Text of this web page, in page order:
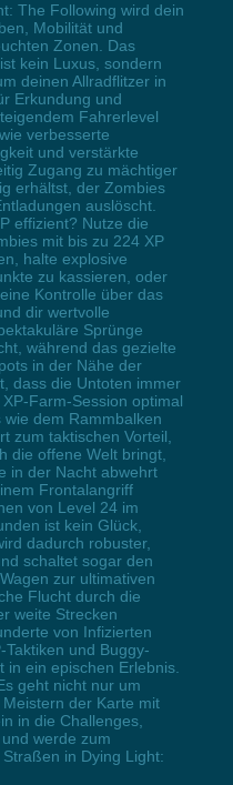
The Following wird dein
Mobilität und
Zonen. Das
kein Luxus, sondern
deinen Allradflitzer in
Erkundung und
Fahrerlevel
verbesserte
und verstärkte
Zugang zu mächtiger
erhältst, der Zombies
auslöscht.
effizient? Nutze die
mit bis zu 224 XP
halte explosive
zu kassieren, oder
Kontrolle über das
dir wertvolle
Sprünge
während das gezielte
in der Nähe der
dass die Untoten immer
Farm-Session optimal
dem Rammbalken
zum taktischen Vorteil,
die offene Welt bringt,
in der Nacht abwehrt
Frontalangriff
von Level 24 im
ist kein Glück,
dadurch robuster,
schaltet sogar den
zur ultimativen
Flucht durch die
weite Strecken
von Infizierten
und Buggy-
ein epischen Erlebnis.
geht nicht nur um
der Karte mit
in die Challenges,
werde zum
in Dying Light: